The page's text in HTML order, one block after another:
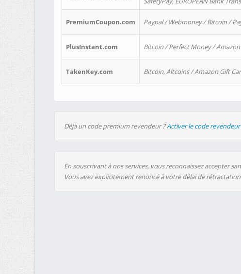
PremiumCoupon.com Paypal / Webmoney / Bitcoin /
PlusInstant.com Bitcoin / Perfect Money / Amazon
TakenKey.com Bitcoin, Altcoins / Amazon Gift
Déjà un code premium revendeur ?Activer le code revendeur
En souscrivant à nos services, vous reconnaissez accepter
Vous avez explicitement renoncé à votre délai de